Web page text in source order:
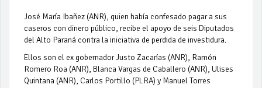
José María Ibañez (ANR), quien había confesado pagar a sus
caseros con dinero público, recibe el apoyo de seis Diputados
del Alto Paraná contra la iniciativa de perdida de investidura.
Ellos son el ex gobernador Justo Zacarías (ANR), Ramón
Romero Roa (ANR), Blanca Vargas de Caballero (ANR), Ulises
Quintana (ANR), Carlos Portillo (PLRA) y Manuel Torres